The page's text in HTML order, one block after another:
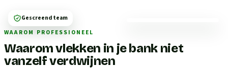
WAAROM PROFESSIONEEL
Waarom vlekken in je bank niet
vanzelf verdwijnen
Gescreend team